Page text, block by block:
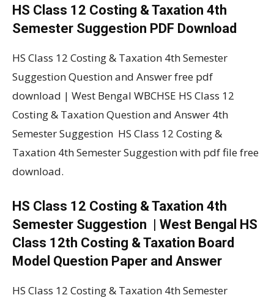
HS Class 12 Costing & Taxation 4th
Semester Suggestion PDF Download
HS Class 12 Costing & Taxation 4th Semester
Suggestion Question and Answer free pdf
download | West Bengal WBCHSE HS Class 12
Costing & Taxation Question and Answer 4th
Semester Suggestion HS Class 12 Costing &
Taxation 4th Semester Suggestion with pdf file free
download.
HS Class 12 Costing & Taxation 4th
Semester Suggestion | West Bengal HS
Class 12th Costing & Taxation Board
Model Question Paper and Answer
HS Class 12 Costing & Taxation 4th Semester